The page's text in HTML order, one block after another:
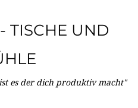
TISCHE UND
es der dich produktiv macht"